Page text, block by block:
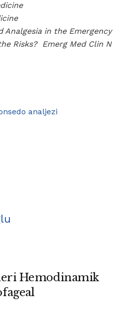
Analgesia in the Emergency
Risks? Emerg Med Clin N
sedo analjezi
Hemodinamik